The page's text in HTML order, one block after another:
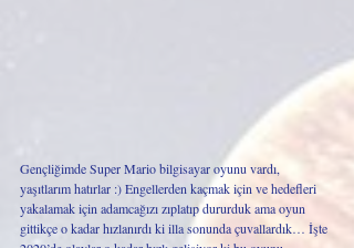
Gençliğimde Super Mario bilgisayar oyunu vardı,
yaşıtlarım hatırlar :) Engellerden kaçmak için ve hedefleri
yakalamak için adamcağızı zıplatıp dururduk ama oyun
gittikçe o kadar hızlanırdı ki illa sonunda çuvallardık… İşte